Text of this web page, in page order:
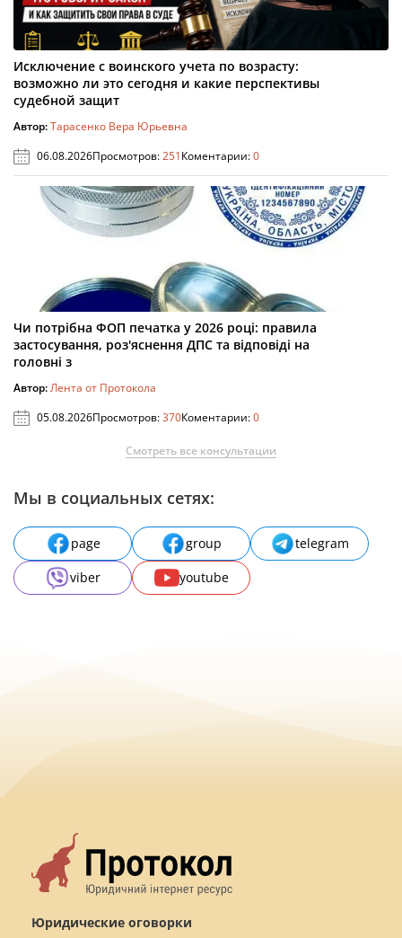
Исключение с воинского учета по возрасту:
возможно ли это сегодня и какие перспективы
судебной защит
Автор:Тарасенко Вера Юрьевна
06.08.2026Просмотров:251Коментарии:0
Чи потрібна ФОП печатка у 2026 році: правила
застосування, роз'яснення ДПС та відповіді на
головні з
Автор:Лента от Протокола
05.08.2026Просмотров:370Коментарии:0
Смотреть все консультации
Мы в социальных сетях:
page group
telegram
viber
youtube
Юридические оговорки